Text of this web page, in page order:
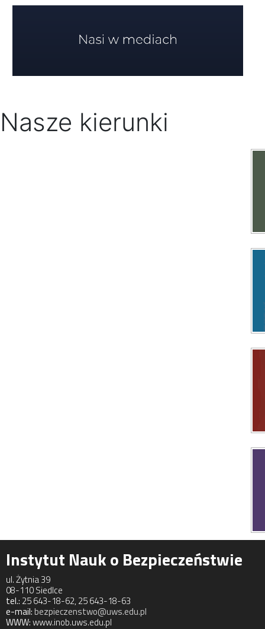
Nasze kierunki
Instytut Nauk o Bezpieczeństwie
ul. Żytnia 39
08-110 Siedlce
tel.: 25 643-18-62, 25 643-18-63
e-mail:bezpieczenstwo@uws.edu.pl
WWW:www.inob.uws.edu.pl